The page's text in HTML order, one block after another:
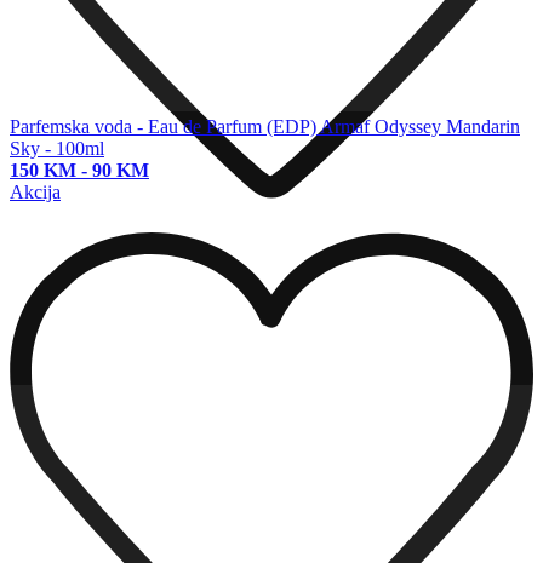
Parfemska voda - Eau de Parfum (EDP)Armaf Odyssey Mandarin
Sky - 100ml
150 KM - 90 KM
Akcija